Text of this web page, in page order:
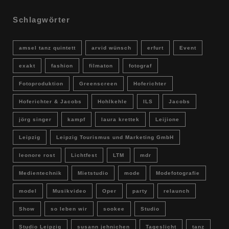
Schlagwörter
amsel tanz quintett arvid wünsch erfurt Event
exakt fashion filmaton fotograf
Fotoproduktion Greenscreen Hoferichter
Hoferichter & Jacobs Hohlkehle ILS Jacobs
jörg singer kampf laura krettek Leijione
Leipzig Leipzig Tourismus und Marketing GmbH
leonore rost Lichtfest LTM mdr
Medientechnik Mietstudio mode Modefotografie
model Musikvideo Oper party relaunch
Show so leben wir sookee Studio
Studio Leipzig susann jehnichen Tageslicht tanz